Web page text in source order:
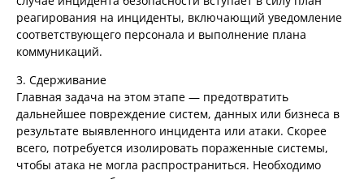
реагирования на инциденты, включающий уведомление
соответствующего персонала и выполнение плана
коммуникаций.
3. Сдерживание
Главная задача на этом этапе — предотвратить
дальнейшее повреждение систем, данных или бизнеса в
результате выявленного инцидента или атаки. Скорее
всего, потребуется изолировать пораженные системы,
чтобы атака не могла распространиться. Необходимо